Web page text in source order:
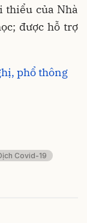
thiểu của Nhà
được hỗ trợ
phổ thông
Covid-19